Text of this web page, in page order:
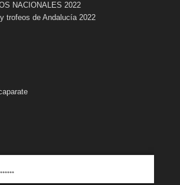
NACIONALES 2022
trofeos de Andalucía 2022